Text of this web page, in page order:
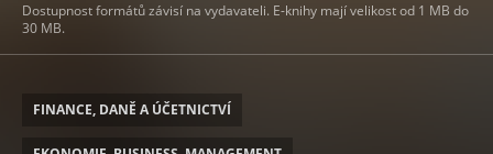
Dostupnost formátů závisí na vydavateli. E-knihy mají velikost od 1 MB do
30 MB.
FINANCE, DANĚ A ÚČETNICTVÍ